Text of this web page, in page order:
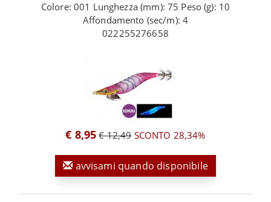
Colore: 001 Lunghezza (mm): 75 Peso (g): 10
Affondamento (sec/m): 4
022255276658
€ 8,95 € 12,49SCONTO 28,34%
avvisami quando disponibile